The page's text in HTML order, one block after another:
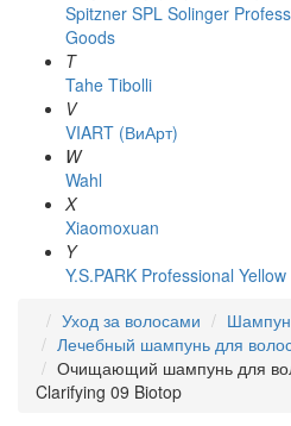
Spitzner SPL Solinger
Goods
T
Tahe Tibolli
V
VIART (ВиАрт)
W
Wahl
X
Xiaomoxuan
Y
Y.S.PARK Professional Yellow
Уход за волосами
Лечебный шампунь для
Очищающий шампунь для
Clarifying 09 Biotop